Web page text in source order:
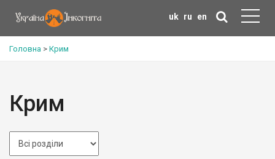
uk ru en
Головна > Крим
Крим